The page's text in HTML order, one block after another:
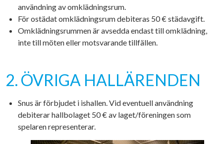
användning av omklädningsrum.
För ostädat omklädningsrum debiteras 50 € städavgift.
Omklädningsrummen är avsedda endast till omklädning,
inte till möten eller motsvarande tillfällen.
2. ÖVRIGA HALLÄRENDEN
Snus är förbjudet i ishallen. Vid eventuell användning
debiterar hallbolaget 50 € av laget/föreningen som
spelaren representerar.